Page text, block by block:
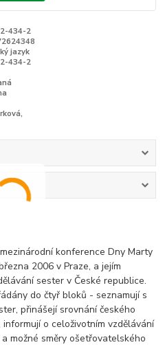
434-2
jazyk
434-2
konference Dny Marty
2006 v Praze, a jejím
sester v České republice.
do čtyř bloků - seznamují s
přinášejí srovnání českého
o celoživotním vzdělávání
možné směry ošetřovatelského